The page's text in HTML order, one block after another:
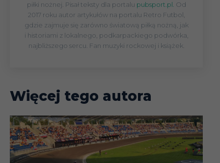
piłki nożnej. Pisał teksty dla portalu pubsport.pl. Od
2017 roku autor artykułów na portalu Retro Futbol,
gdzie zajmuje się zarówno światową piłką nożną, jak
i historiami z lokalnego, podkarpackiego podwórka,
najbliższego sercu. Fan muzyki rockowej i książek.
Więcej tego autora